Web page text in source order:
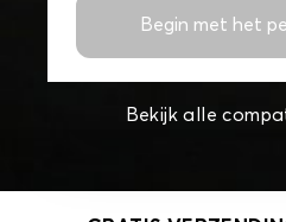
Begin met het
Bekijk alle